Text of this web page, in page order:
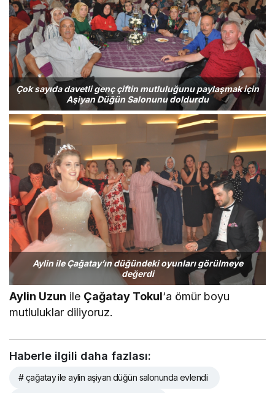
Çok sayıda davetli genç çiftin mutluluğunu paylaşmak için
Aşiyan Düğün Salonunu doldurdu
Aylin ile Çağatay’ın düğündeki oyunları görülmeye
değerdi
Aylin Uzun ile Çağatay Tokul‘a ömür boyu
mutluluklar diliyoruz.
Haberle ilgili daha fazlası:
# çağatay ile aylin aşiyan düğün salonunda evlendi